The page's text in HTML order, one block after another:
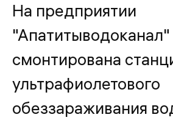
На предприятии
смонтирована
ультрафиолетового
обеззараживания